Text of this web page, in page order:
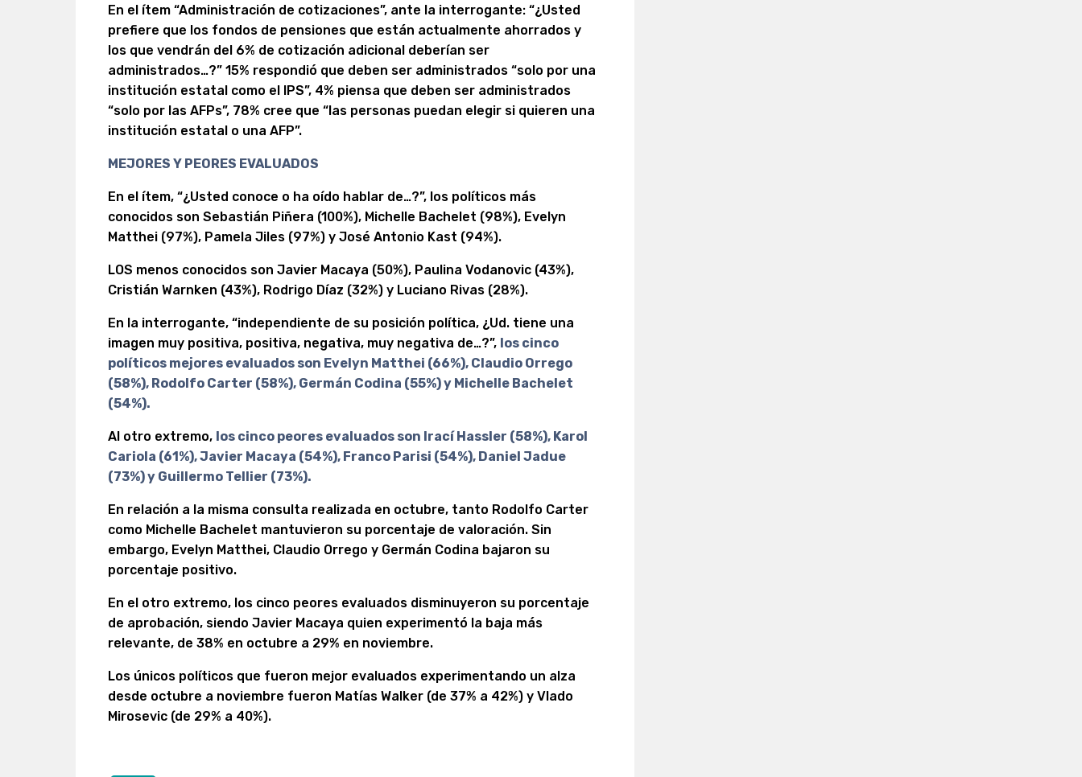
En el ítem “Administración de cotizaciones”, ante la interrogante: “¿Usted
prefiere que los fondos de pensiones que están actualmente ahorrados y
los que vendrán del 6% de cotización adicional deberían ser
administrados…?” 15% respondió que deben ser administrados “solo por una
institución estatal como el IPS”, 4% piensa que deben ser administrados
“solo por las AFPs”, 78% cree que “las personas puedan elegir si quieren una
institución estatal o una AFP”.
MEJORES Y PEORES EVALUADOS
En el ítem, “¿Usted conoce o ha oído hablar de…?”, los políticos más
conocidos son Sebastián Piñera (100%), Michelle Bachelet (98%), Evelyn
Matthei (97%), Pamela Jiles (97%) y José Antonio Kast (94%).
LOS menos conocidos son Javier Macaya (50%), Paulina Vodanovic (43%),
Cristián Warnken (43%), Rodrigo Díaz (32%) y Luciano Rivas (28%).
En la interrogante, “independiente de su posición política, ¿Ud. tiene una
imagen muy positiva, positiva, negativa, muy negativa de…?”, los cinco
políticos mejores evaluados son Evelyn Matthei (66%), Claudio Orrego
(58%), Rodolfo Carter (58%), Germán Codina (55%) y Michelle Bachelet
(54%).
Al otro extremo, los cinco peores evaluados son Irací Hassler (58%), Karol
Cariola (61%), Javier Macaya (54%), Franco Parisi (54%), Daniel Jadue
(73%) y Guillermo Tellier (73%).
En relación a la misma consulta realizada en octubre, tanto Rodolfo Carter
como Michelle Bachelet mantuvieron su porcentaje de valoración. Sin
embargo, Evelyn Matthei, Claudio Orrego y Germán Codina bajaron su
porcentaje positivo.
En el otro extremo, los cinco peores evaluados disminuyeron su porcentaje
de aprobación, siendo Javier Macaya quien experimentó la baja más
relevante, de 38% en octubre a 29% en noviembre.
Los únicos políticos que fueron mejor evaluados experimentando un alza
desde octubre a noviembre fueron Matías Walker (de 37% a 42%) y Vlado
Mirosevic (de 29% a 40%).